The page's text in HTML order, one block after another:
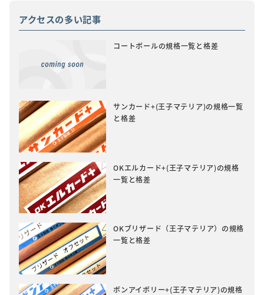
アクセスの多い記事
コートボールの規格一覧と格差
サンカード+(王子マテリア)の規格一覧
と格差
OKエルカード+(王子マテリア)の規格
一覧と格差
OKブリザード（王子マテリア）の規格
一覧と格差
ボンアイボリー+(王子マテリア)の規格